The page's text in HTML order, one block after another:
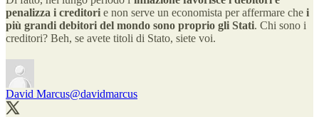
penalizza i creditori e non serve un economista per affermare che i
più grandi debitori del mondo sono proprio gli Stati. Chi sono i
creditori? Beh, se avete titoli di Stato, siete voi.
David Marcus@davidmarcus